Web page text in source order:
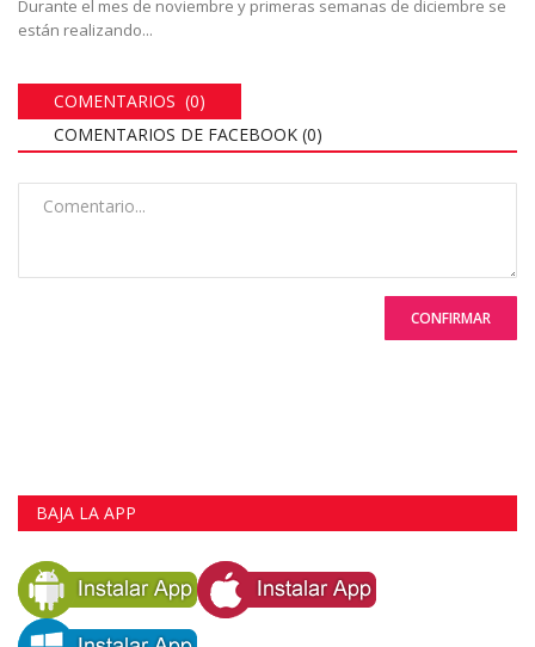
Durante el mes de noviembre y primeras semanas de diciembre se
están realizando...
COMENTARIOS (0)
COMENTARIOS DE FACEBOOK (0)
CONFIRMAR
BAJA LA APP